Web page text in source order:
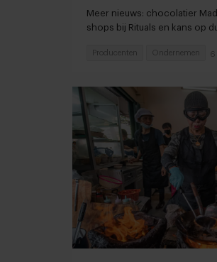
Meer nieuws: chocolatier
shops bij Rituals en kans op
6
Producenten Ondernemen